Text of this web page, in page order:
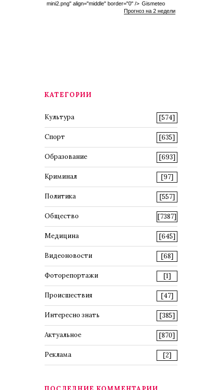
mini2.png" align="middle" border="0" /> Gismeteo
Прогноз на 2 недели
КАТЕГОРИИ
Культура [574]
Спорт [635]
Образование [693]
Криминал [97]
Политика [557]
Общество [7387]
Медицина [645]
Видеоновости [68]
Фоторепортажи [1]
Происшествия [47]
Интересно знать [385]
Актуальное [870]
Реклама [2]